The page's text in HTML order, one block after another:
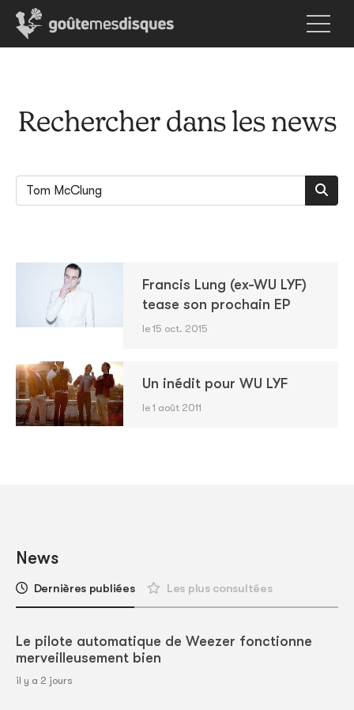
Rechercher dans les news
Francis Lung (ex-WU LYF)
tease son prochain EP
le 15 oct. 2015
Un inédit pour WU LYF
le 1 août 2011
News
Dernières publiées Les plus consultées
Le pilote automatique de Weezer fonctionne
merveilleusement bien
il y a 2 jours